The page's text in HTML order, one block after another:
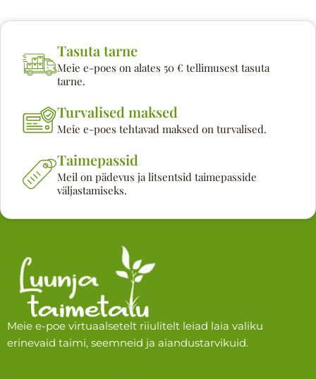
Tasuta tarne
Meie e-poes on alates 50 € tellimusest tasuta
tarne.
Turvalised maksed
Meie e-poes tehtavad maksed on turvalised.
Taimepassid
Meil on pädevus ja litsentsid taimepasside
väljastamiseks.
Meie e-poe virtuaalsetelt riiulitelt leiad laia valiku
erinevaid taimi, seemneid ja aiandustarvikuid.